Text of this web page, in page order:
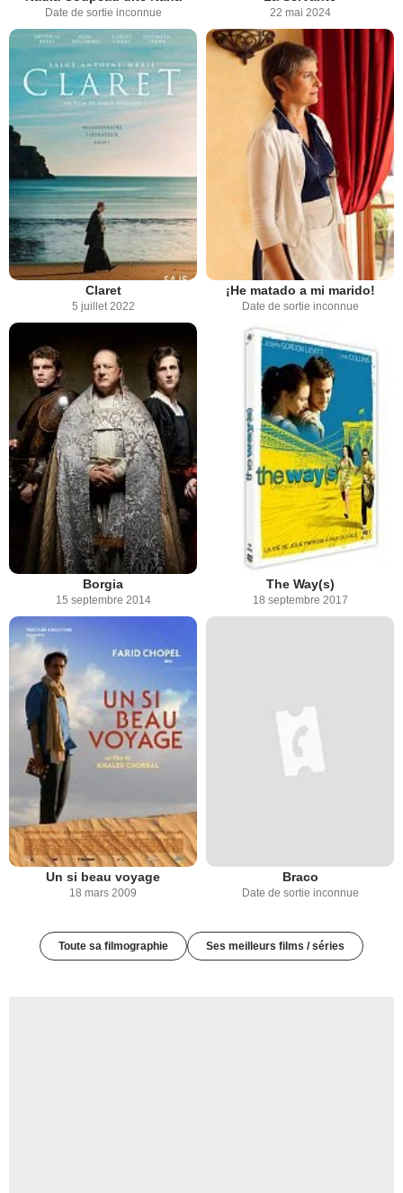
Date de sortie inconnue 22 mai 2024
Claret
5 juillet 2022
¡He matado a mi marido!
Date de sortie inconnue
Borgia
15 septembre 2014
The Way(s)
18 septembre 2017
Un si beau voyage
18 mars 2009
Braco
Date de sortie inconnue
Toute sa filmographie Ses meilleurs films / séries